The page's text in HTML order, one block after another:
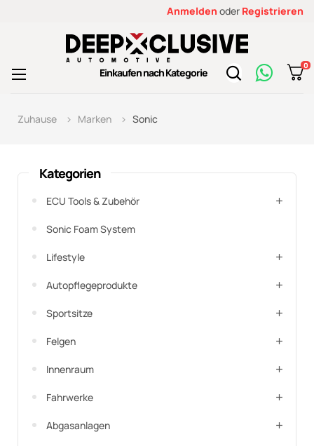
Anmelden oder Registrieren
Einkaufen nach Kategorie
0
Toggle
☰
Zuhause Marken Sonic
Kategorien
ECU Tools & Zubehör
Sonic Foam System
Lifestyle
Autopflegeprodukte
Sportsitze
Felgen
Innenraum
Fahrwerke
Abgasanlagen